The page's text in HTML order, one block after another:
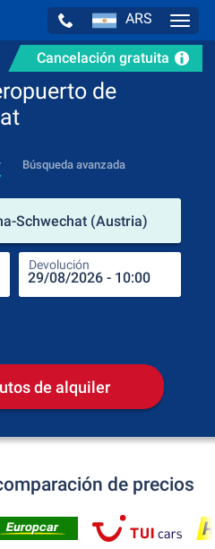
ARS
Cancelación gratuita
de
Búsqueda avanzada
Schwechat (Austria)
Devolución
de alquiler
de precios